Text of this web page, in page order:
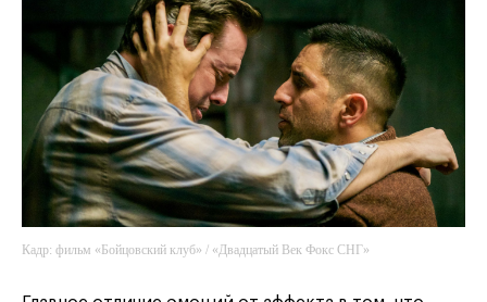
Кадр: фильм «Бойцовский клуб» / «Двадцатый Век Фокс СНГ»